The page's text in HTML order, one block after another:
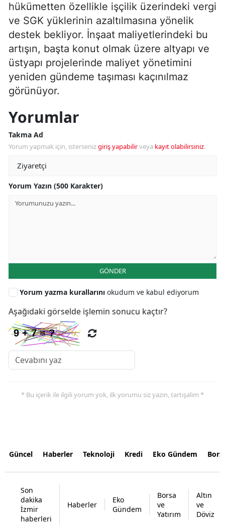
hükümetten özellikle işçilik üzerindeki vergi
ve SGK yüklerinin azaltılmasına yönelik
destek bekliyor. İnşaat maliyetlerindeki bu
artışın, başta konut olmak üzere altyapı ve
üstyapı projelerinde maliyet yönetimini
yeniden gündeme taşıması kaçınılmaz
görünüyor.
Yorumlar
Takma Ad
Yorum yapmak için, istersenizgiriş yapabilirveya kayıt olabilirsiniz.
Yorum Yazın (500 Karakter)
GÖNDER
Yorum yazma kurallarını okudum ve kabul ediyorum
Aşağıdaki görselde işlemin sonucu kaçtır?
* Bu içerik ile ilgili yorum yok, ilk yorumu siz yazın, tartışalım *
Güncel Haberler Teknoloji Kredi Eko Gündem
Son
dakika
İzmir
haberleri
Haberler
Eko
Gündem
Borsa
ve
Yatırım
Altın
ve
Döviz